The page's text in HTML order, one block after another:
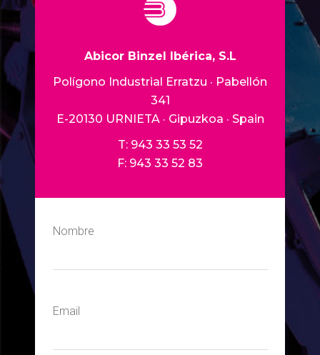
Abicor Binzel Ibérica, S.L
Polígono Industrial Erratzu · Pabellón
341
E-20130 URNIETA · Gipuzkoa · Spain
T: 943 33 53 52
F: 943 33 52 83
Nombre
Email